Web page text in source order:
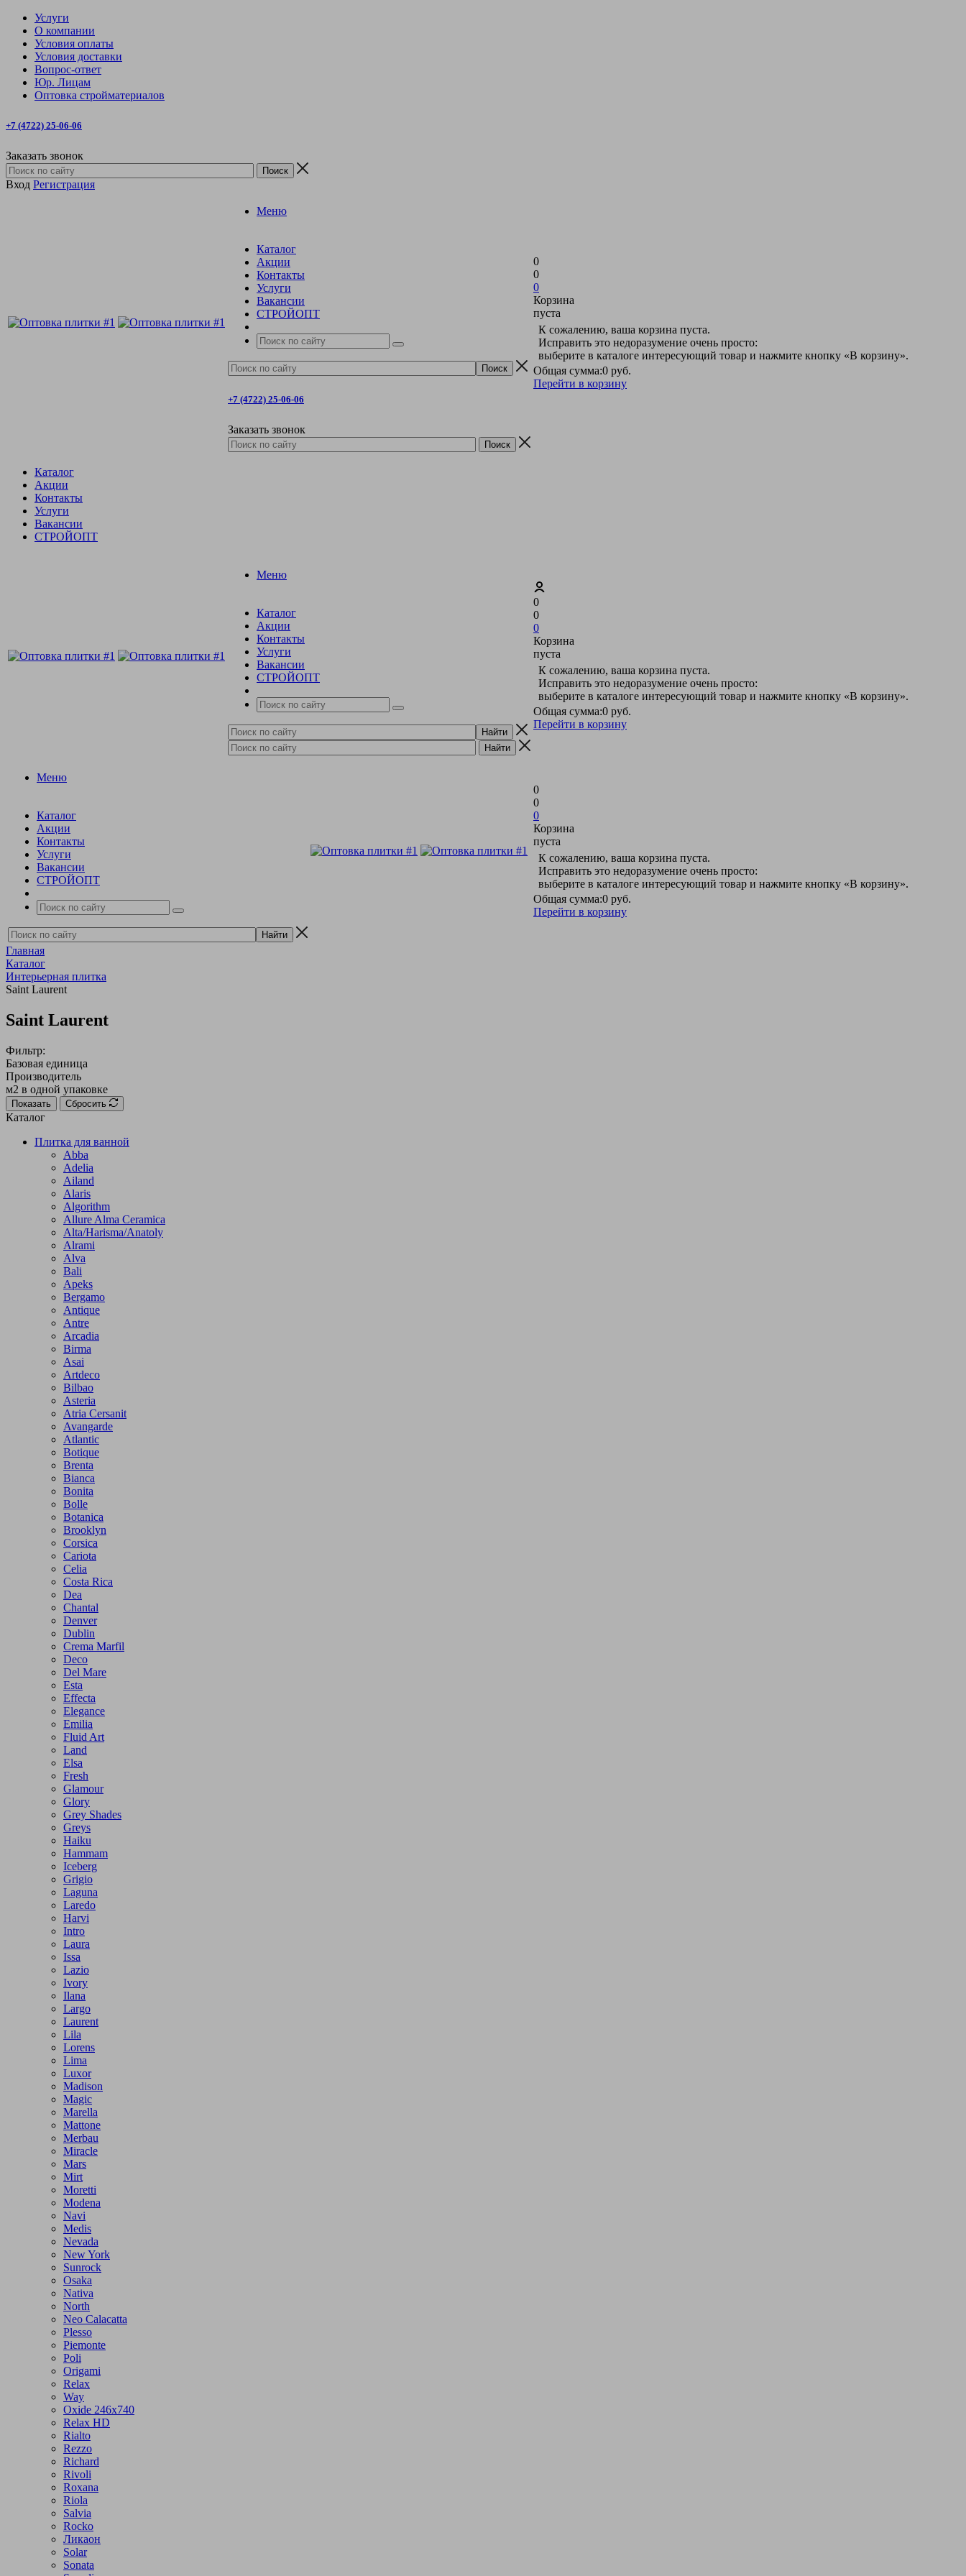
Услуги
О компании
Условия оплаты
Условия доставки
Вопрос-ответ
Юр. Лицам
Оптовка стройматериалов
+7 (4722) 25-06-06
Заказать звонок
Вход Регистрация
Меню
Каталог
Акции
Контакты
Услуги
Вакансии
СТРОЙОПТ
+7 (4722) 25-06-06
Заказать звонок
0
0
0
Корзина
пуста
К сожалению, ваша корзина пуста.
Исправить это недоразумение очень просто:
выберите в каталоге интересующий товар и нажмите кнопку «В корзину».
Общая сумма:0 руб.
Перейти в корзину
Каталог
Акции
Контакты
Услуги
Вакансии
СТРОЙОПТ
Меню
Каталог
Акции
Контакты
Услуги
Вакансии
СТРОЙОПТ
0
0
0
Корзина
пуста
К сожалению, ваша корзина пуста.
Исправить это недоразумение очень просто:
выберите в каталоге интересующий товар и нажмите кнопку «В корзину».
Общая сумма:0 руб.
Перейти в корзину
Меню
Каталог
Акции
Контакты
Услуги
Вакансии
СТРОЙОПТ
0
0
0
Корзина
пуста
К сожалению, ваша корзина пуста.
Исправить это недоразумение очень просто:
выберите в каталоге интересующий товар и нажмите кнопку «В корзину».
Общая сумма:0 руб.
Перейти в корзину
Главная
Каталог
Интерьерная плитка
Saint Laurent
Saint Laurent
Фильтр:
Базовая единица
Производитель
м2 в одной упаковке
Показать Сбросить
Каталог
Плитка для ванной
Abba
Adelia
Ailand
Alaris
Algorithm
Allure Alma Ceramica
Alta/Harisma/Anatoly
Alrami
Alva
Bali
Apeks
Bergamo
Antique
Antre
Arcadia
Birma
Asai
Artdeco
Bilbao
Asteria
Atria Cersanit
Avangarde
Atlantic
Botique
Brenta
Bianca
Bonita
Bolle
Botanica
Brooklyn
Corsica
Cariota
Celia
Costa Rica
Dea
Chantal
Denver
Dublin
Crema Marfil
Deco
Del Mare
Esta
Effecta
Elegance
Emilia
Fluid Art
Land
Elsa
Fresh
Glamour
Glory
Grey Shades
Greys
Haiku
Hammam
Iceberg
Grigio
Laguna
Laredo
Harvi
Intro
Laura
Issa
Lazio
Ivory
Ilana
Largo
Laurent
Lila
Lorens
Lima
Luxor
Madison
Magic
Marella
Mattone
Merbau
Miracle
Mars
Mirt
Moretti
Modena
Navi
Medis
Nevada
New York
Sunrock
Osaka
Nativa
North
Neo Calacatta
Plesso
Piemonte
Poli
Origami
Relax
Way
Oxide 246x740
Relax HD
Rialto
Rezzo
Richard
Rivoli
Roxana
Riola
Salvia
Rocko
Ликаон
Solar
Sonata